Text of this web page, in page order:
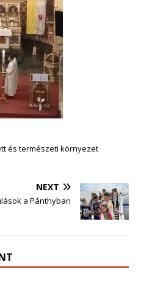
és természeti környezet
NEXT
a Pánthyban